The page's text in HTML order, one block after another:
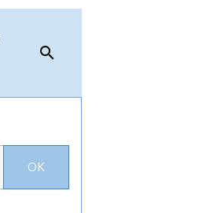
OK